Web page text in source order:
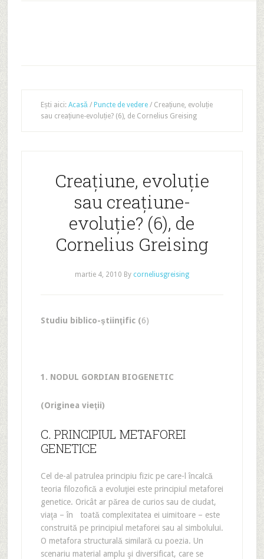
Ești aici: Acasă / Puncte de vedere /Creațiune, evoluție
sau creațiune-evoluție? (6), de Cornelius Greising
Creațiune, evoluție
sau creațiune-
evoluție? (6), de
Cornelius Greising
martie 4, 2010 By corneliusgreising
Studiu biblico-ştiinţific (6)
1. NODUL GORDIAN BIOGENETIC
(Originea vieţii)
C. PRINCIPIUL METAFOREI
GENETICE
Cel de-al patrulea principiu fizic pe care-l încalcă
teoria filozofică a evoluţiei este principiul metaforei
genetice. Oricât ar părea de curios sau de ciudat,
viaţa – în toată complexitatea ei uimitoare – este
construită pe principiul metaforei sau al simbolului.
O metafora structurală similară cu poezia. Un
scenariu material amplu şi diversificat, care se